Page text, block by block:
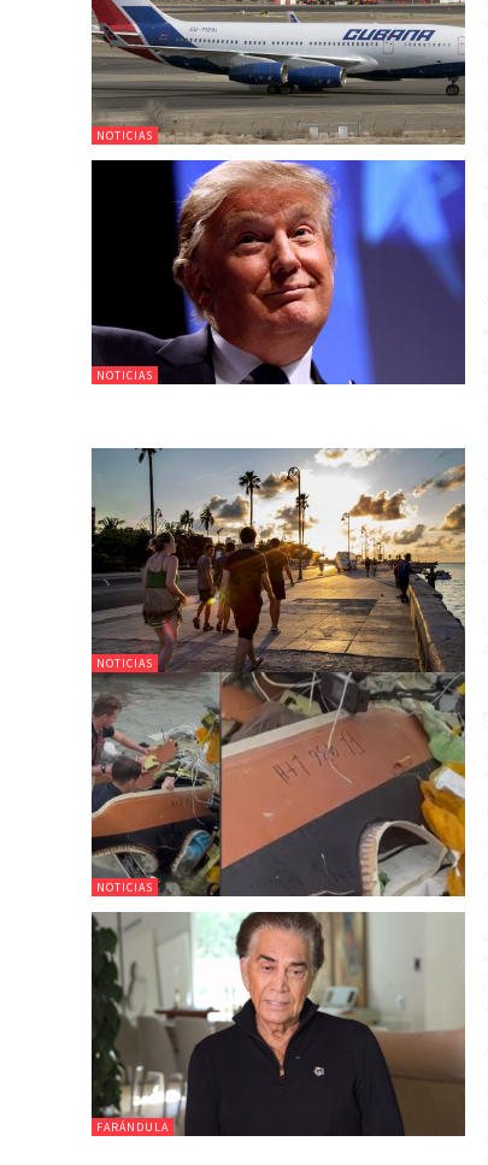
NOTICIAS
NOTICIAS
NOTICIAS
NOTICIAS
FARÁNDULA